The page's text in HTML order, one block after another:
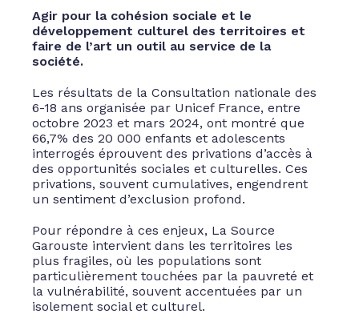
Agir pour la cohésion sociale et le
développement culturel des territoires et
faire de l’art un outil au service de la
société.
Les résultats de la Consultation nationale des
6-18 ans organisée par Unicef France, entre
octobre 2023 et mars 2024, ont montré que
66,7% des 20 000 enfants et adolescents
interrogés éprouvent des privations d’accès à
des opportunités sociales et culturelles. Ces
privations, souvent cumulatives, engendrent
un sentiment d’exclusion profond.
Pour répondre à ces enjeux, La Source
Garouste intervient dans les territoires les
plus fragiles, où les populations sont
particulièrement touchées par la pauvreté et
la vulnérabilité, souvent accentuées par un
isolement social et culturel.